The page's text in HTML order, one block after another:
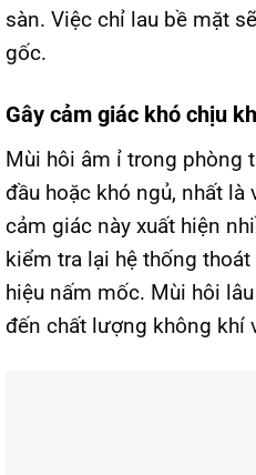
sàn. Việc chỉ lau bề mặt
gốc.
Gây cảm giác khó chịu
Mùi hôi âm ỉ trong phòng
đầu hoặc khó ngủ, nhất
cảm giác này xuất hiện
kiểm tra lại hệ thống
hiệu nấm mốc. Mùi hôi
đến chất lượng không khí